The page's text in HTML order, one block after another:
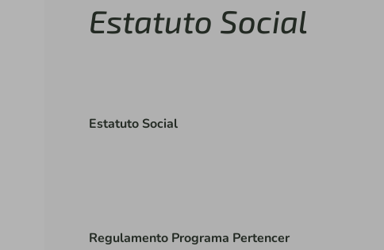
Estatuto Social
Estatuto Social
Regulamento Programa Pertencer